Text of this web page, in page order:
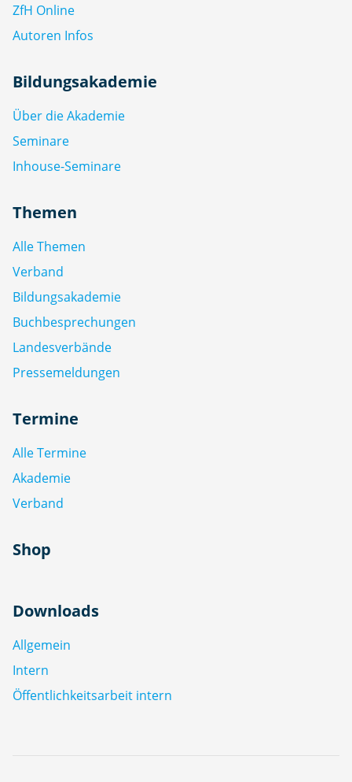
ZfH Online
Autoren Infos
Bildungsakademie
Über die Akademie
Seminare
Inhouse-Seminare
Themen
Alle Themen
Verband
Bildungsakademie
Buchbesprechungen
Landesverbände
Pressemeldungen
Termine
Alle Termine
Akademie
Verband
Shop
Downloads
Allgemein
Intern
Öffentlichkeitsarbeit intern